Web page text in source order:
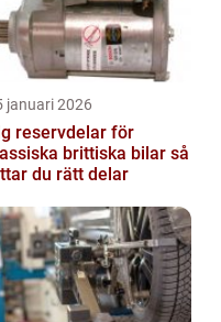
januari 2026
reservdelar för
brittiska bilar så
du rätt delar